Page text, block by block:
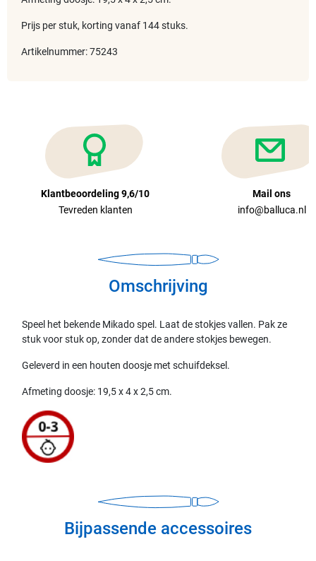
Prijs per stuk, korting vanaf 144 stuks.
Artikelnummer: 75243
Klantbeoordeling 9,6/10
Tevreden klanten
Mail ons
info@balluca.nl
Omschrijving
Speel het bekende Mikado spel. Laat de stokjes vallen. Pak ze
stuk voor stuk op, zonder dat de andere stokjes bewegen.
Geleverd in een houten doosje met schuifdeksel.
Afmeting doosje: 19,5 x 4 x 2,5 cm.
Bijpassende accessoires